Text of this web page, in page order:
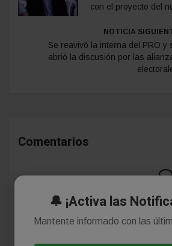
con el proyecto del
NOTICIA
Se reavivó la interna del PRO y
abrió la discusión por las
Comentarios
¡Sin
Se el primero en
🔔 ¡Activa las
Mantente informado con las